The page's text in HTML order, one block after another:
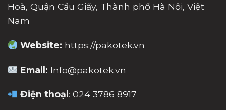
Hoà, Quận Cầu Giấy, Thành phố Hà Nội, Việt
Nam
Website: https://pakotek.vn
Email: Info@pakotek.vn
Điện thoại: 024 3786 8917